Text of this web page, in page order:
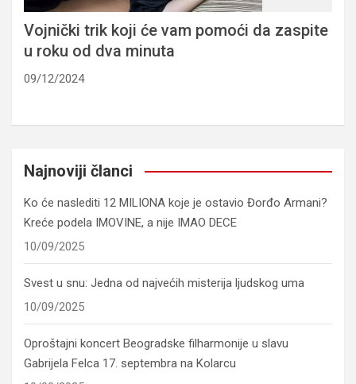
Vojnički trik koji će vam pomoći da zaspite
u roku od dva minuta
09/12/2024
Najnoviji članci
Ko će naslediti 12 MILIONA koje je ostavio Đorđo Armani?
Kreće podela IMOVINE, a nije IMAO DECE
10/09/2025
Svest u snu: Jedna od najvećih misterija ljudskog uma
10/09/2025
Oproštajni koncert Beogradske filharmonije u slavu
Gabrijela Felca 17. septembra na Kolarcu